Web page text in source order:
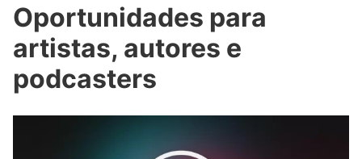
Oportunidades para
artistas, autores e
podcasters